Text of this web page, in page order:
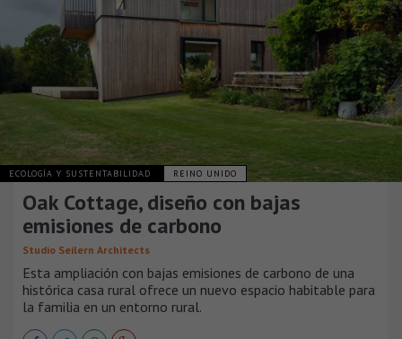
ECOLOGÍA Y SUSTENTABILIDAD REINO UNIDO
Oak Cottage, diseño con bajas
emisiones de carbono
Studio Seilern Architects
Esta ampliación con bajas emisiones de carbono de una
histórica casa rural ofrece un nuevo espacio habitable para
la familia en un entorno rural.